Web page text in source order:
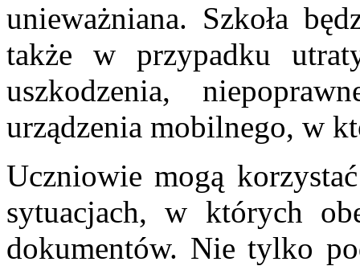
unieważniana. Szkoła
także w przypadku
uszkodzenia,
urządzenia mobilnego, w
Uczniowie mogą
sytuacjach, w których
dokumentów. Nie tylko